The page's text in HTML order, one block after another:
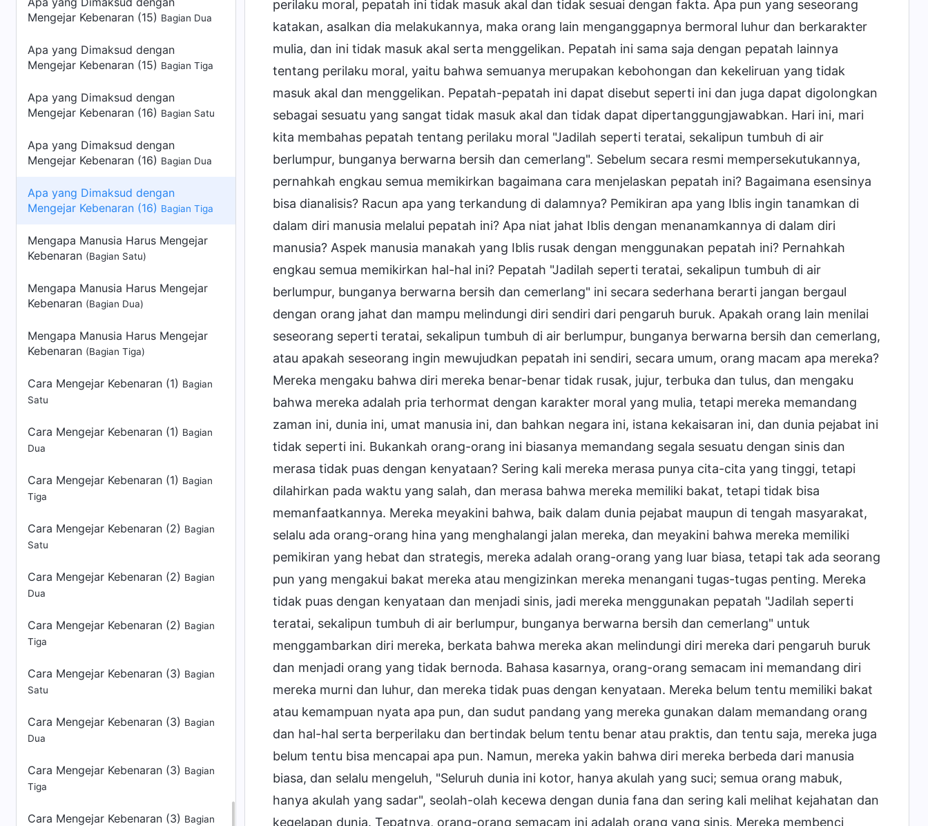
Mengejar Kebenaran (15) Bagian Dua
Apa yang Dimaksud dengan
Mengejar Kebenaran (15) Bagian Tiga
Apa yang Dimaksud dengan
Mengejar Kebenaran (16) Bagian Satu
Apa yang Dimaksud dengan
Mengejar Kebenaran (16) Bagian Dua
Apa yang Dimaksud dengan
Mengejar Kebenaran (16) Bagian Tiga
Mengapa Manusia Harus Mengejar
Kebenaran (Bagian Satu)
Mengapa Manusia Harus Mengejar
Kebenaran (Bagian Dua)
Mengapa Manusia Harus Mengejar
Kebenaran (Bagian Tiga)
Cara Mengejar Kebenaran (1) Bagian
Satu
Cara Mengejar Kebenaran (1) Bagian
Dua
Cara Mengejar Kebenaran (1) Bagian
Tiga
Cara Mengejar Kebenaran (2) Bagian
Satu
Cara Mengejar Kebenaran (2) Bagian
Dua
Cara Mengejar Kebenaran (2) Bagian
Tiga
Cara Mengejar Kebenaran (3) Bagian
Satu
Cara Mengejar Kebenaran (3) Bagian
Dua
Cara Mengejar Kebenaran (3) Bagian
Tiga
Cara Mengejar Kebenaran (3) Bagian